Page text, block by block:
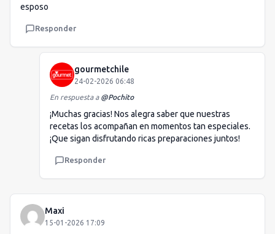
esposo
Responder
gourmetchile
24-02-2026 06:48
En respuesta a @Pochito
¡Muchas gracias! Nos alegra saber que nuestras
recetas los acompañan en momentos tan especiales.
¡Que sigan disfrutando ricas preparaciones juntos!
Responder
Maxi
15-01-2026 17:09